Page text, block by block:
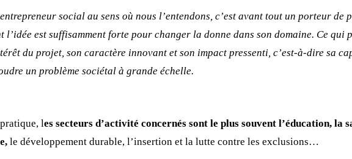
social au sens où nous l’entendons, c’est avant tout un porteur de
l’idée est suffisamment forte pour changer la donne dans son domaine. Ce qui
du projet, son caractère innovant et son impact pressenti, c’est-à-dire sa
un problème sociétal à grande échelle.
les secteurs d’activité concernés sont le plus souvent l’éducation, la
le développement durable, l’insertion et la lutte contre les exclusions…